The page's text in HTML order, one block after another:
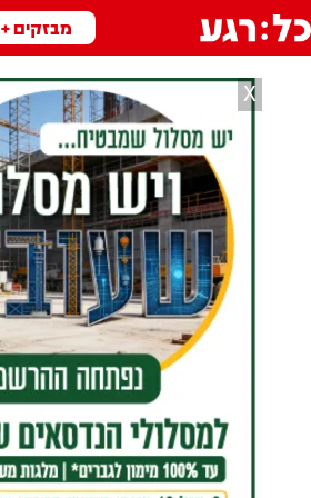
מבזקים +
X